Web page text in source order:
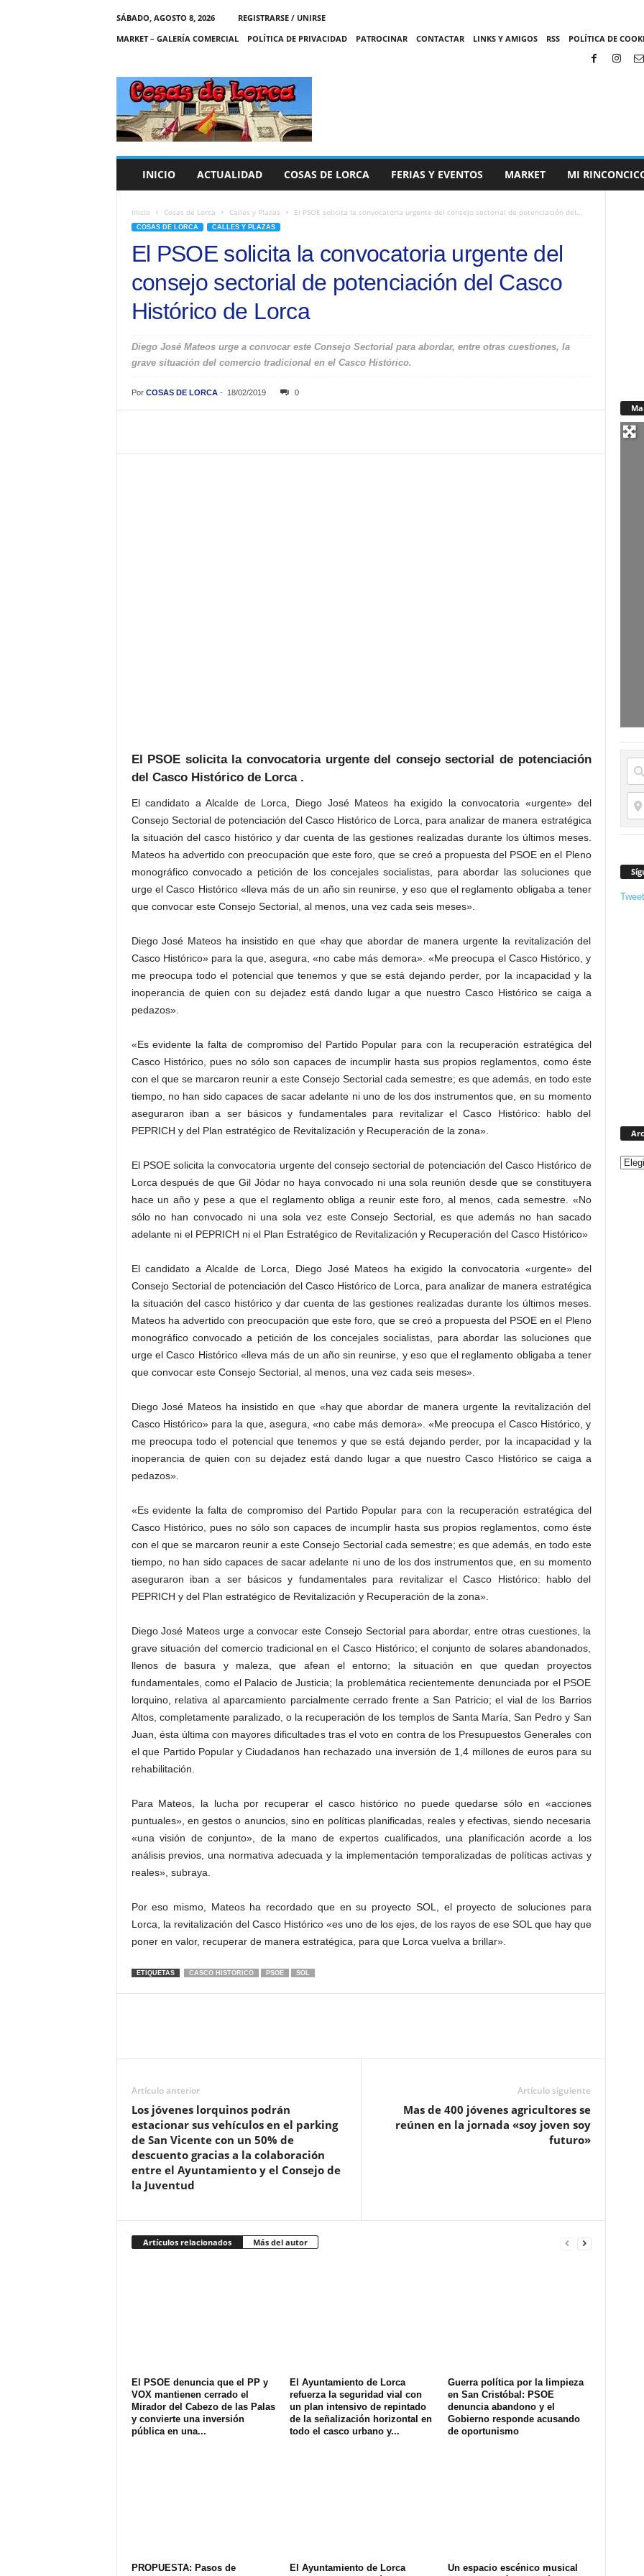
SÁBADO, AGOSTO 8, 2026
REGISTRARSE / UNIRSE
MARKET – GALERÍA COMERCIAL
POLÍTICA DE PRIVACIDAD PATROCINAR CONTACTAR LINKS Y AMIGOS RSS POLÍTICA DE
C
A
S
INICIO ACTUALIDAD COSAS DE LORCA FERIAS Y EVENTOS MARKET MI
Inicio Cosas de Lorca Calles y Plazas El PSOE solicita la convocatoria urgente del consejo sectorial de potenciación del...
COSAS DE LORCA CALLES Y PLAZAS
El PSOE solicita la convocatoria urgente del
consejo sectorial de potenciación del Casco
Histórico de Lorca
Diego José Mateos urge a convocar este Consejo Sectorial para abordar, entre otras cuestiones, la
grave situación del comercio tradicional en el Casco Histórico.
Por COSAS DE LORCA- 18/02/2019 0
El PSOE solicita la convocatoria urgente del consejo sectorial de potenciación
del Casco Histórico de Lorca .
El candidato a Alcalde de Lorca, Diego José Mateos ha exigido la convocatoria «urgente» del
Consejo Sectorial de potenciación del Casco Histórico de Lorca, para analizar de manera estratégica
la situación del casco histórico y dar cuenta de las gestiones realizadas durante los últimos meses.
Mateos ha advertido con preocupación que este foro, que se creó a propuesta del PSOE en el Pleno
monográfico convocado a petición de los concejales socialistas, para abordar las soluciones que
urge el Casco Histórico «lleva más de un año sin reunirse, y eso que el reglamento obligaba a tener
que convocar este Consejo Sectorial, al menos, una vez cada seis meses».
Diego José Mateos ha insistido en que «hay que abordar de manera urgente la revitalización del
Casco Histórico» para la que, asegura, «no cabe más demora». «Me preocupa el Casco Histórico, y
me preocupa todo el potencial que tenemos y que se está dejando perder, por la incapacidad y la
inoperancia de quien con su dejadez está dando lugar a que nuestro Casco Histórico se caiga a
pedazos».
«Es evidente la falta de compromiso del Partido Popular para con la recuperación estratégica del
Casco Histórico, pues no sólo son capaces de incumplir hasta sus propios reglamentos, como éste
con el que se marcaron reunir a este Consejo Sectorial cada semestre; es que además, en todo este
tiempo, no han sido capaces de sacar adelante ni uno de los dos instrumentos que, en su momento
aseguraron iban a ser básicos y fundamentales para revitalizar el Casco Histórico: hablo del
PEPRICH y del Plan estratégico de Revitalización y Recuperación de la zona».
El PSOE solicita la convocatoria urgente del consejo sectorial de potenciación del Casco Histórico de
Lorca después de que Gil Jódar no haya convocado ni una sola reunión desde que se constituyera
hace un año y pese a que el reglamento obliga a reunir este foro, al menos, cada semestre. «No
sólo no han convocado ni una sola vez este Consejo Sectorial, es que además no han sacado
adelante ni el PEPRICH ni el Plan Estratégico de Revitalización y Recuperación del Casco Histórico»
El candidato a Alcalde de Lorca, Diego José Mateos ha exigido la convocatoria «urgente» del
Consejo Sectorial de potenciación del Casco Histórico de Lorca, para analizar de manera estratégica
la situación del casco histórico y dar cuenta de las gestiones realizadas durante los últimos meses.
Mateos ha advertido con preocupación que este foro, que se creó a propuesta del PSOE en el Pleno
monográfico convocado a petición de los concejales socialistas, para abordar las soluciones que
urge el Casco Histórico «lleva más de un año sin reunirse, y eso que el reglamento obligaba a tener
que convocar este Consejo Sectorial, al menos, una vez cada seis meses».
Diego José Mateos ha insistido en que «hay que abordar de manera urgente la revitalización del
Casco Histórico» para la que, asegura, «no cabe más demora». «Me preocupa el Casco Histórico, y
me preocupa todo el potencial que tenemos y que se está dejando perder, por la incapacidad y la
inoperancia de quien con su dejadez está dando lugar a que nuestro Casco Histórico se caiga a
pedazos».
«Es evidente la falta de compromiso del Partido Popular para con la recuperación estratégica del
Casco Histórico, pues no sólo son capaces de incumplir hasta sus propios reglamentos, como éste
con el que se marcaron reunir a este Consejo Sectorial cada semestre; es que además, en todo este
tiempo, no han sido capaces de sacar adelante ni uno de los dos instrumentos que, en su momento
aseguraron iban a ser básicos y fundamentales para revitalizar el Casco Histórico: hablo del
PEPRICH y del Plan estratégico de Revitalización y Recuperación de la zona».
Diego José Mateos urge a convocar este Consejo Sectorial para abordar, entre otras cuestiones, la
grave situación del comercio tradicional en el Casco Histórico; el conjunto de solares abandonados,
llenos de basura y maleza, que afean el entorno; la situación en que quedan proyectos
fundamentales, como el Palacio de Justicia; la problemática recientemente denunciada por el PSOE
lorquino, relativa al aparcamiento parcialmente cerrado frente a San Patricio; el vial de los Barrios
Altos, completamente paralizado, o la recuperación de los templos de Santa María, San Pedro y San
Juan, ésta última con mayores dificultades tras el voto en contra de los Presupuestos Generales con
el que Partido Popular y Ciudadanos han rechazado una inversión de 1,4 millones de euros para su
rehabilitación.
Para Mateos, la lucha por recuperar el casco histórico no puede quedarse sólo en «acciones
puntuales», en gestos o anuncios, sino en políticas planificadas, reales y efectivas, siendo necesaria
«una visión de conjunto», de la mano de expertos cualificados, una planificación acorde a los
análisis previos, una normativa adecuada y la implementación temporalizadas de políticas activas y
reales», subraya.
Por eso mismo, Mateos ha recordado que en su proyecto SOL, el proyecto de soluciones para
Lorca, la revitalización del Casco Histórico «es uno de los ejes, de los rayos de ese SOL que hay que
poner en valor, recuperar de manera estratégica, para que Lorca vuelva a brillar».
ETIQUETAS CASCO HISTORICO PSOE SOL
Artículo anterior
Los jóvenes lorquinos podrán
estacionar sus vehículos en el parking
de San Vicente con un 50% de
descuento gracias a la colaboración
entre el Ayuntamiento y el Consejo de
la Juventud
Artículo siguiente
Mas de 400 jóvenes agricultores se
reúnen en la jornada «soy joven soy
futuro»
Artículos relacionados Más del autor
El PSOE denuncia que el PP y
VOX mantienen cerrado el
Mirador del Cabezo de las Palas
y convierte una inversión
pública en una...
El Ayuntamiento de Lorca
refuerza la seguridad vial con
un plan intensivo de repintado
de la señalización horizontal en
todo el casco urbano y...
Guerra política por la limpieza
en San Cristóbal: PSOE
denuncia abandono y el
Gobierno responde acusando
de oportunismo
PROPUESTA: Pasos de
El Ayuntamiento de Lorca
Un espacio escénico musical